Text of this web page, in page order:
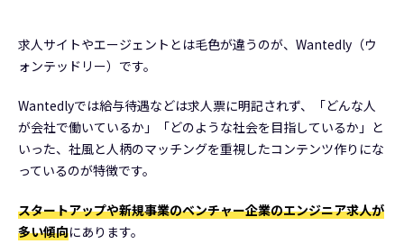
求人サイトやエージェントとは毛色が違うのが、Wantedly（ウ
ォンテッドリー）です。
Wantedlyでは給与待遇などは求人票に明記されず、「どんな人
が会社で働いているか」「どのような社会を目指しているか」と
いった、社風と人柄のマッチングを重視したコンテンツ作りにな
っているのが特徴です。
スタートアップや新規事業のベンチャー企業のエンジニア求人が
多い傾向にあります。